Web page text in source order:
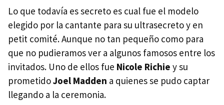
Lo que todavía es secreto es cual fue el modelo
elegido por la cantante para su ultrasecreto y en
petit comité. Aunque no tan pequeño como para
que no pudieramos ver a algunos famosos entre los
invitados. Uno de ellos fue Nicole Richie y su
prometidoJoel Madden a quienes se pudo captar
llegando a la ceremonia.